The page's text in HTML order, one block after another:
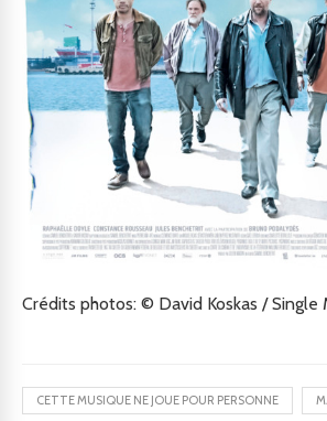
Crédits photos: © David Koskas / Single
CETTE MUSIQUE NE JOUE POUR PERSONNE